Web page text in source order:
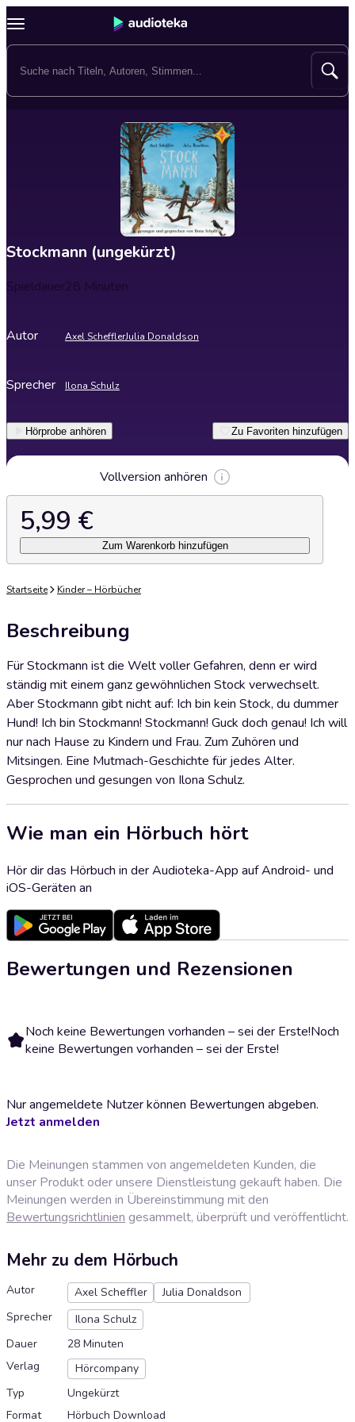
Stockmann (ungekürzt)
Spieldauer28 Minuten
Autor Axel SchefflerJulia Donaldson
Sprecher Ilona Schulz
Hörprobe anhören Zu Favoriten hinzufügen
Vollversion anhören
5,99 €
Zum Warenkorb hinzufügen
Startseite Kinder – Hörbücher
Beschreibung
Für Stockmann ist die Welt voller Gefahren, denn er wird
ständig mit einem ganz gewöhnlichen Stock verwechselt.
Aber Stockmann gibt nicht auf: Ich bin kein Stock, du dummer
Hund! Ich bin Stockmann! Stockmann! Guck doch genau! Ich will
nur nach Hause zu Kindern und Frau. Zum Zuhören und
Mitsingen. Eine Mutmach-Geschichte für jedes Alter.
Gesprochen und gesungen von Ilona Schulz.
Wie man ein Hörbuch hört
Hör dir das Hörbuch in der Audioteka-App auf Android- und
iOS-Geräten an
Bewertungen und Rezensionen
Noch keine Bewertungen vorhanden – sei der Erste!Noch
keine Bewertungen vorhanden – sei der Erste!
Nur angemeldete Nutzer können Bewertungen abgeben.
Jetzt anmelden
Die Meinungen stammen von angemeldeten Kunden, die
unser Produkt oder unsere Dienstleistung gekauft haben. Die
Meinungen werden in Übereinstimmung mit den
Bewertungsrichtlinien gesammelt, überprüft und veröffentlicht.
Mehr zu dem Hörbuch
Autor Axel Scheffler
Julia Donaldson
Sprecher
Ilona Schulz
Dauer
28 Minuten
Verlag
Hörcompany
Typ
Ungekürzt
Format
Hörbuch Download